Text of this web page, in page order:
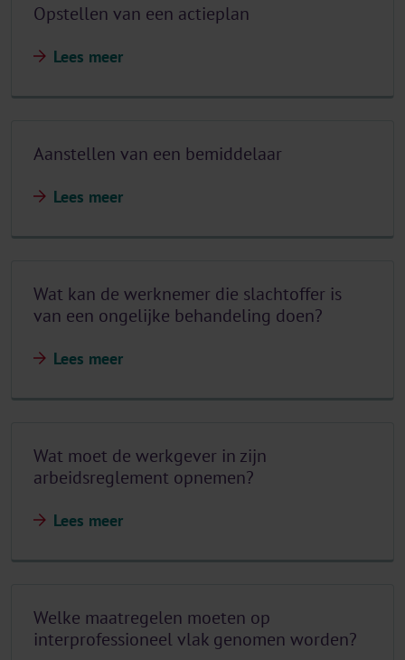
Opstellen van een actieplan
Lees meer
Aanstellen van een bemiddelaar
Lees meer
Wat kan de werknemer die slachtoffer is
van een ongelijke behandeling doen?
Lees meer
Wat moet de werkgever in zijn
arbeidsreglement opnemen?
Lees meer
Welke maatregelen moeten op
interprofessioneel vlak genomen worden?